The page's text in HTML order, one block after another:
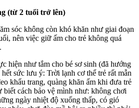
(từ 2 tuổi trở lên)
sóc không còn khó khăn như giai đoạn
nên việc giữ ấm cho trẻ không quá
hiện như tắm cho bé sơ sinh (đã hướng
sức lưu ý: Trời lạnh cơ thể trẻ rất mẫn
khẩu trang, quàng khăn ấm khi đưa trẻ
biết cách bảo vệ mình như: không chơi
ngày nhiệt độ xuống thấp, có gió